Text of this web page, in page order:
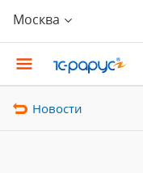
Москва
Новости